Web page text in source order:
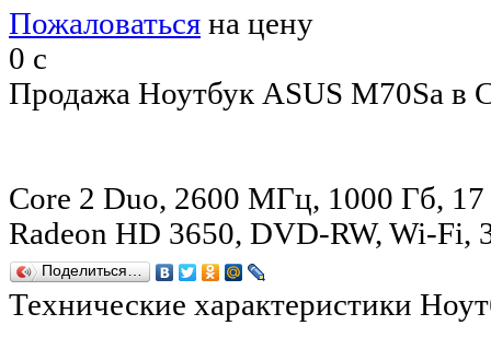
Пожаловаться на цену
0 c
Продажа Ноутбук ASUS M70Sa в
Core 2 Duo, 2600 МГц, 1000 Гб,
Radeon HD 3650, DVD-RW, Wi-Fi,
Поделиться…
Технические характеристики